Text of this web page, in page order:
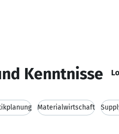
Kenntnisse
Materialwirtschaft